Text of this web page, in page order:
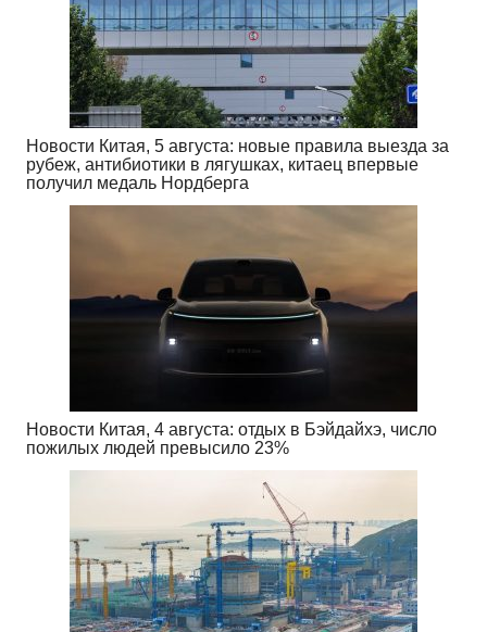
Новости Китая, 5 августа: новые правила выезда за
рубеж, антибиотики в лягушках, китаец впервые
получил медаль Нордберга
Новости Китая, 4 августа: отдых в Бэйдайхэ, число
пожилых людей превысило 23%